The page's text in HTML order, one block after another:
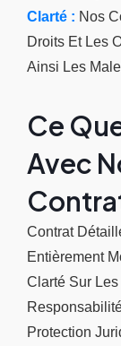
Clarté : Nos
Droits Et Les
Ainsi Les
Ce
Avec
Contrat
Entièrement
Clarté Sur
Protection